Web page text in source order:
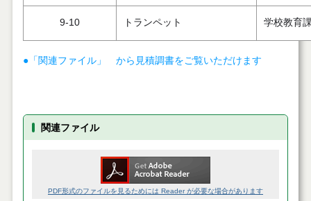
9-10 トランペット 学校教育
●「関連ファイル」 から見積調書をご覧いただけます
関連ファイル
PDF形式のファイルを見るためには Reader が必要な場合があります